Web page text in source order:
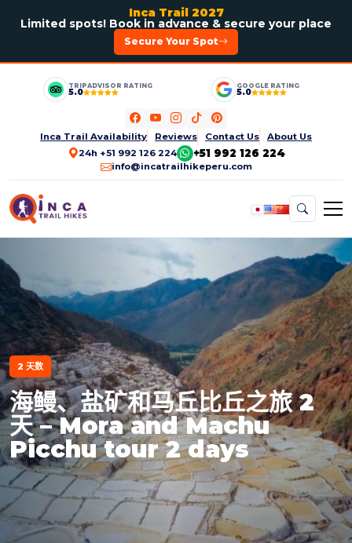
Inca Trail 2027
Limited spots! Book in advance & secure your place
Secure Your Spot
TRIPADVISOR RATING
5.0
GOOGLE RATING
5.0
Inca Trail Availability Reviews Contact Us
About Us
24h +51 992 126 224
+51 992 126 224
info@incatrailhikeperu.com
2 天数
海鳗、盐矿和马丘比丘之旅 2
天 – Mora and Machu
Picchu tour 2 days